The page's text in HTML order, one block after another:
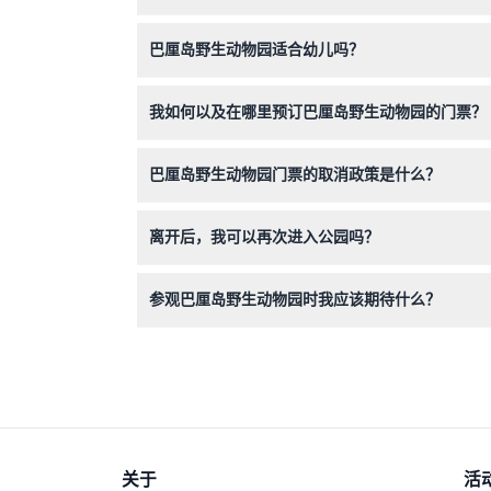
巴厘岛野生动物园适合幼儿吗？
我如何以及在哪里预订巴厘岛野生动物园的门票？
巴厘岛野生动物园门票的取消政策是什么？
离开后，我可以再次进入公园吗？
参观巴厘岛野生动物园时我应该期待什么？
关于 活